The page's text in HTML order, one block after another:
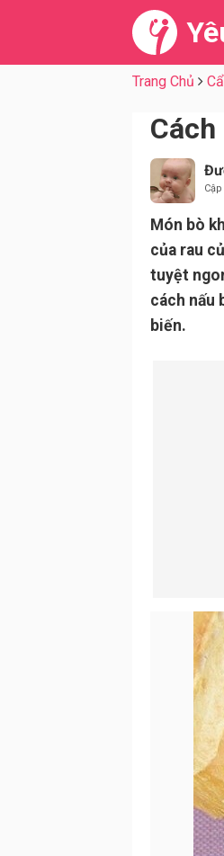
Trang Chủ
Món bò
của rau
tuyệt
cách nấu
biến.